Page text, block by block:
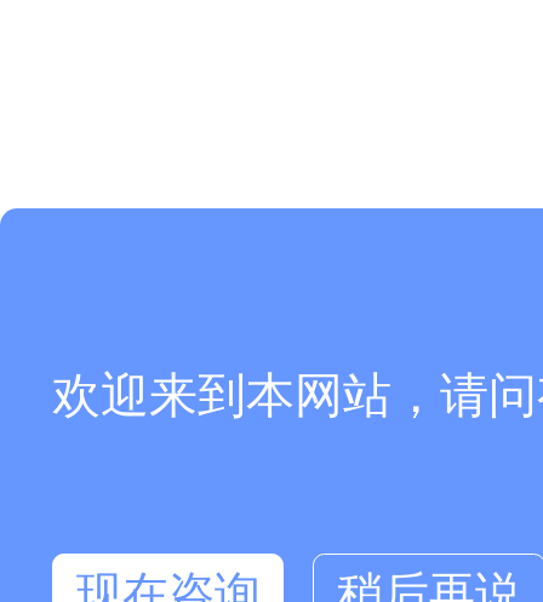
欢迎来到本网站，请